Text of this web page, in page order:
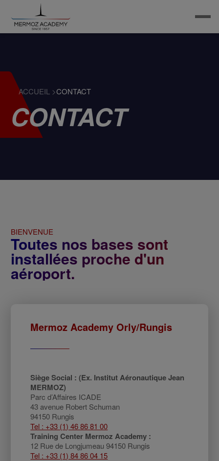
ACCUEIL >CONTACT
CONTACT
BIENVENUE
Toutes nos bases sont
installées proche d'un
aéroport.
Mermoz Academy Orly/Rungis
Siège Social : (Ex. Institut Aéronautique Jean
MERMOZ)
Parc d’Affaires ICADE
43 avenue Robert Schuman
94150 Rungis
Tel : +33 (1) 46 86 81 00
Training Center Mermoz Academy :
12 Rue de Longjumeau 94150 Rungis
Tel : +33 (1) 84 86 04 15